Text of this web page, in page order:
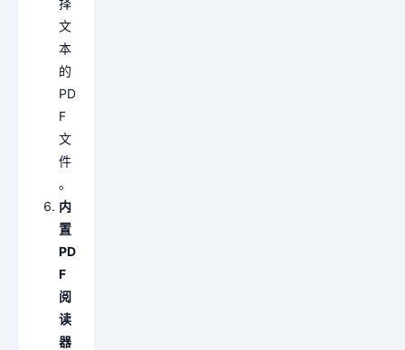
择
文
本
的
PD
F
文
件
。
内
置
PD
F
阅
读
器